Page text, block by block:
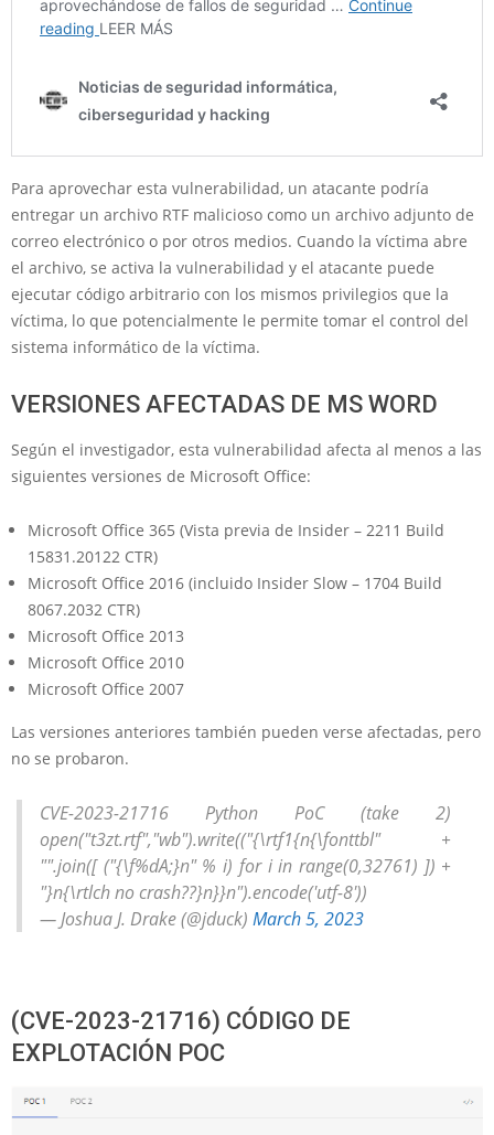
Para aprovechar esta vulnerabilidad, un atacante podría
entregar un archivo RTF malicioso como un archivo adjunto de
correo electrónico o por otros medios. Cuando la víctima abre
el archivo, se activa la vulnerabilidad y el atacante puede
ejecutar código arbitrario con los mismos privilegios que la
víctima, lo que potencialmente le permite tomar el control del
sistema informático de la víctima.
VERSIONES AFECTADAS DE MS WORD
Según el investigador, esta vulnerabilidad afecta al menos a las
siguientes versiones de Microsoft Office:
Microsoft Office 365 (Vista previa de Insider – 2211 Build
15831.20122 CTR)
Microsoft Office 2016 (incluido Insider Slow – 1704 Build
8067.2032 CTR)
Microsoft Office 2013
Microsoft Office 2010
Microsoft Office 2007
Las versiones anteriores también pueden verse afectadas, pero
no se probaron.
CVE-2023-21716 Python PoC (take 2)
open("t3zt.rtf","wb").write(("{\rtf1{n{\fonttbl" +
"".join([ ("{\f%dA;}n" % i) for i in range(0,32761) ]) +
"}n{\rtlch no crash??}n}}n").encode('utf-8'))
— Joshua J. Drake (@jduck) March 5, 2023
(CVE-2023-21716) CÓDIGO DE
EXPLOTACIÓN POC